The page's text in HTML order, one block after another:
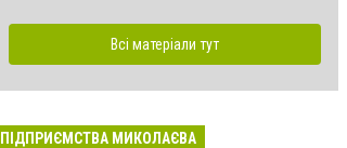
Всі матеріали тут
ПІДПРИЄМСТВА МИКОЛАЄВА